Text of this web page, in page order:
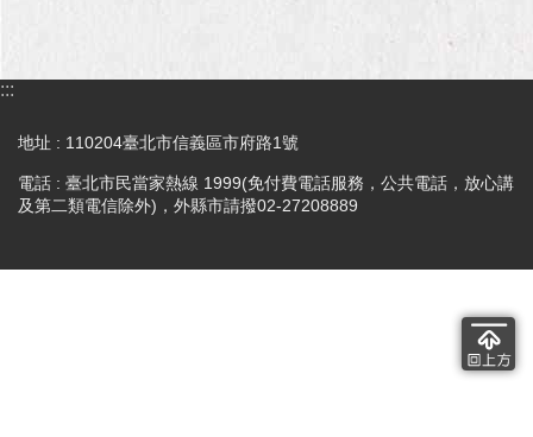
:::
地址 : 110204臺北市信義區市府路1號
電話 : 臺北市民當家熱線 1999(免付費電話服務，公共電話，放心講
及第二類電信除外)，外縣市請撥02-27208889